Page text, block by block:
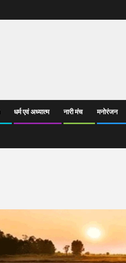
धर्म एवं अध्यात्म नारी मंच मनोरंजन